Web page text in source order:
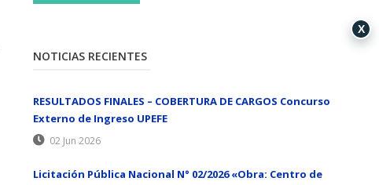
NOTICIAS RECIENTES
RESULTADOS FINALES – COBERTURA DE CARGOS Concurso
Externo de Ingreso UPEFE
02 Jun 2026
Licitación Pública Nacional N° 02/2026 «Obra: Centro de
X